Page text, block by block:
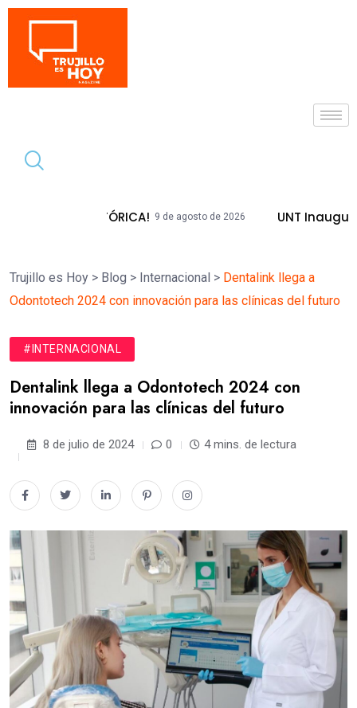
9 de agosto de 2026 UNT Inaugura Plazas
Trujillo es Hoy > Blog > Internacional > Dentalink llega a
Odontotech 2024 con innovación para las clínicas del futuro
#INTERNACIONAL
Dentalink llega a Odontotech 2024 con
innovación para las clínicas del futuro
8 de julio de 2024 0 4 mins. de lectura